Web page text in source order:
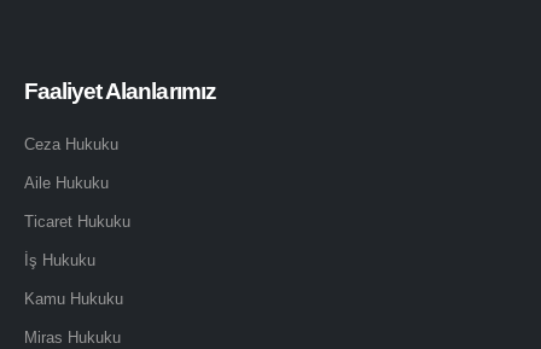
Faaliyet Alanlarımız
Ceza Hukuku
Aile Hukuku
Ticaret Hukuku
İş Hukuku
Kamu Hukuku
Miras Hukuku